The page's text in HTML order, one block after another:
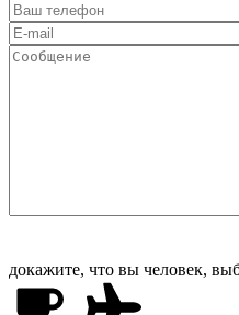
докажите, что вы человек,